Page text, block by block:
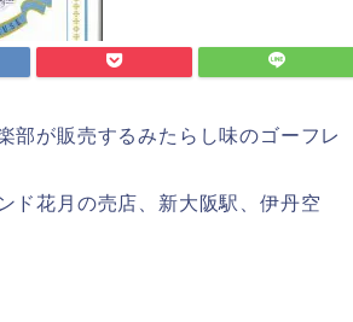
部が販売するみたらし味のゴーフレ
ド花月の売店、新大阪駅、伊丹空